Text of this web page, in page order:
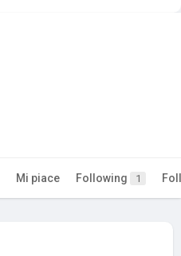
Mi piace Following 1